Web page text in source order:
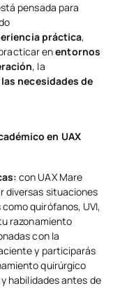
pensada para
práctica,
enentornos
, la
necesidades de
en UAX
con UAX Mare
diversas situaciones
quirófanos, UVI,
razonamiento
con la
y participarás
quirúrgico
habilidades antes de